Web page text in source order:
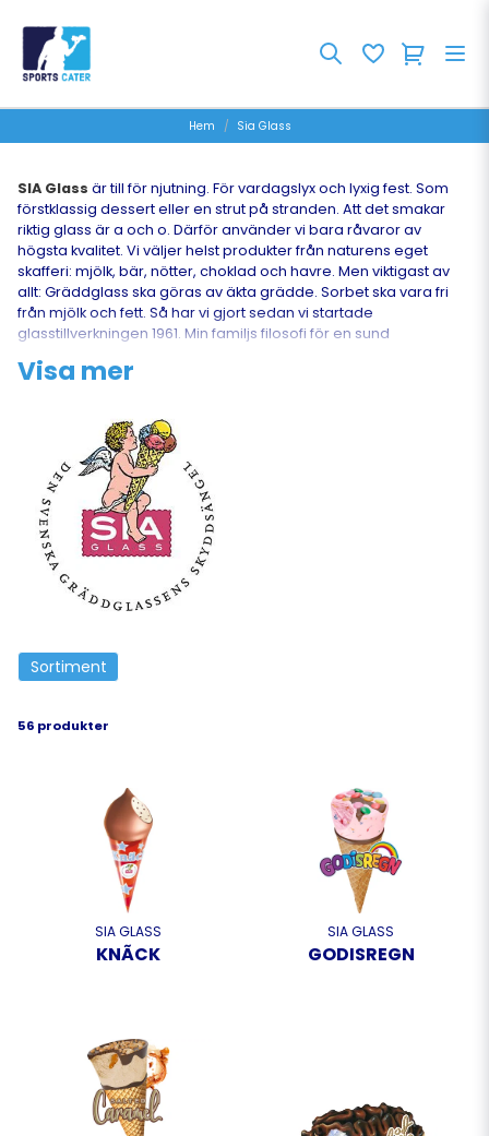
Hem Sia Glass
SIA Glass är till för njutning. För vardagslyx och lyxig fest. Som
förstklassig dessert eller en strut på stranden. Att det smakar
riktig glass är a och o. Därför använder vi bara råvaror av
högsta kvalitet. Vi väljer helst produkter från naturens eget
skafferi: mjölk, bär, nötter, choklad och havre. Men viktigast av
allt: Gräddglass ska göras av äkta grädde. Sorbet ska vara fri
från mjölk och fett. Så har vi gjort sedan vi startade
glasstillverkningen 1961. Min familjs filosofi för en sund
bestämt. 1569 etablerade mina anfäder Berte Qvarn AB.
har sedan ärvts genom generationer. Liksom känslan för kvalitet
och ansvaret för en produktion i harmoni med miljön. Så kan vi
formulera vår vision; fötterna i myllan och historien, ansvar för
miljö och råvaror, glass som smakar himmelskt!
är återförsäljare/grossist och tillhandahåller hela SIA
sortiment av kulglass och stycksaker
Visa mer
Sortiment
56 produkter
SIA GLASS
KNÃCK
SIA GLASS
GODISREGN